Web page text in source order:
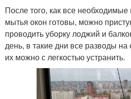
После того, как все
мытья окон готовы, можно
проводить уборку лоджий и
день, в такие дни все разводы
их можно с легкостью устранить.